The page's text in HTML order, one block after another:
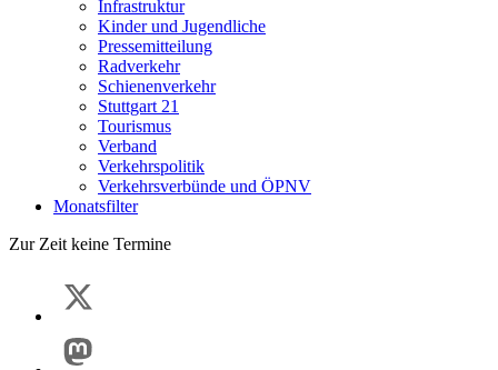
Infrastruktur
Kinder und Jugendliche
Pressemitteilung
Radverkehr
Schienenverkehr
Stuttgart 21
Tourismus
Verband
Verkehrspolitik
Verkehrsverbünde und ÖPNV
Monatsfilter
Zur Zeit keine Termine